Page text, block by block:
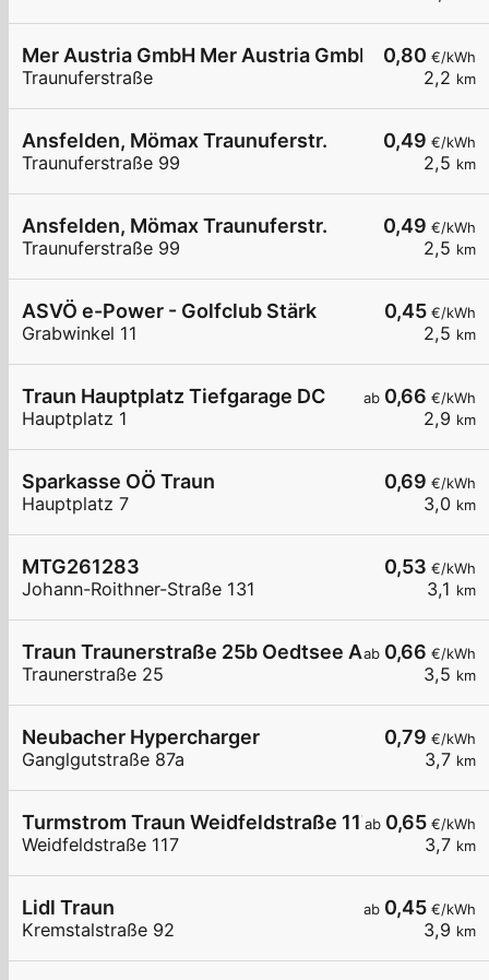
0,80 €/kWh
2,2 km
Mer Austria GmbH Mer Austria GmbH -
Traunuferstraße
0,49 €/kWh
2,5 km
Ansfelden, Mömax Traunuferstr.
Traunuferstraße 99
0,49 €/kWh
2,5 km
Ansfelden, Mömax Traunuferstr.
Traunuferstraße 99
0,45 €/kWh
2,5 km
ASVÖ e-Power - Golfclub Stärk
Grabwinkel 11
ab 0,66 €/kWh
2,9 km
Traun Hauptplatz Tiefgarage DC
Hauptplatz 1
0,69 €/kWh
3,0 km
Sparkasse OÖ Traun
Hauptplatz 7
0,53 €/kWh
3,1 km
MTG261283
Johann-Roithner-Straße 131
ab 0,66 €/kWh
3,5 km
Traun Traunerstraße 25b Oedtsee AC LG 1.1
Traunerstraße 25
0,79 €/kWh
3,7 km
Neubacher Hypercharger
Ganglgutstraße 87a
ab 0,65 €/kWh
3,7 km
Turmstrom Traun Weidfeldstraße 117
Weidfeldstraße 117
ab 0,45 €/kWh
3,9 km
Lidl Traun
Kremstalstraße 92